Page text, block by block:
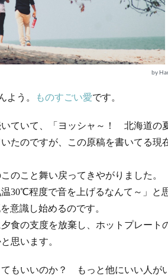
by
よう。 ものすごい愛です。
ていて、「ヨッシャ～！ 北海道の
たのですが、この原稿を書いてる現
のこと舞い戻ってきやがりました。
30℃程度で音を上げるなんて～」と
意識し始めるのです。
食の支度を放棄し、ホットプレート
思います。
もいいのか？ もっと他にいい人が